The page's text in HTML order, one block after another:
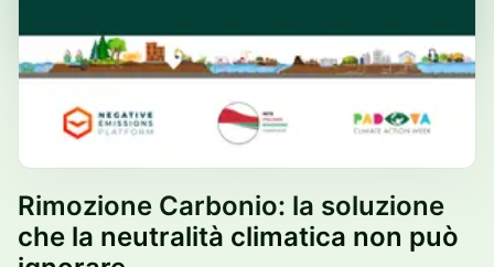
Rimozione Carbonio: la soluzione
che la neutralità climatica non può